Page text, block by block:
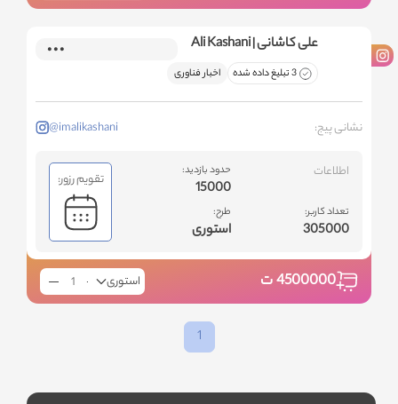
علی کاشانی | Ali Kashani
3 تبلیغ داده شده اخبار فناوری
نشانی پیج: @imalikashani
اطلاعات
تعداد کاربر:
305000
حدود بازدید:
15000
طرح:
استوری
تقویم رزور:
4500000ت استوری
1